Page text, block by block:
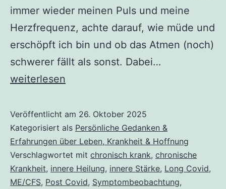
immer wieder meinen Puls und meine
Herzfrequenz, achte darauf, wie müde und
erschöpft ich bin und ob das Atmen (noch)
schwerer fällt als sonst. Dabei…
Chronisch
Warum
innere
Stärke
manchmal
heilsamer
weiterlesen
Veröffentlicht am 26. Oktober 2025
Kategorisiert als Persönliche Gedanken &
Erfahrungen über Leben, Krankheit & Hoffnung
Verschlagwortet mit chronisch krank, chronische
Krankheit, innere Heilung, innere Stärke, Long Covid,
ME/CFS, Post Covid, Symptombeobachtung,